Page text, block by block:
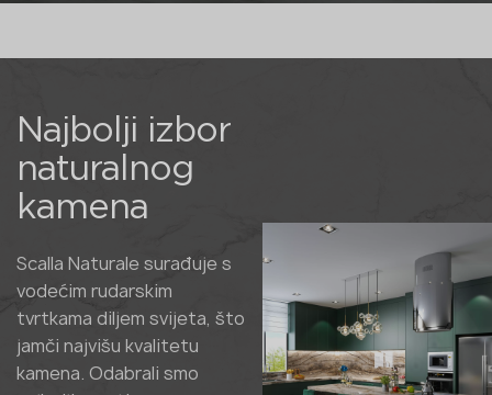
Najbolji izbor
naturalnog
kamena
Scalla Naturale surađuje s
vodećim rudarskim
tvrtkama diljem svijeta, što
jamči najvišu kvalitetu
kamena. Odabrali smo